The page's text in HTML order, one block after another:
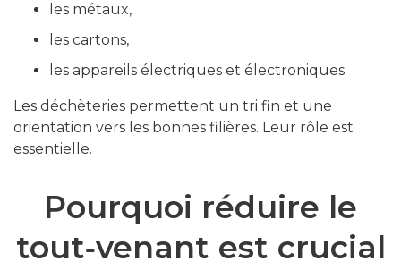
les métaux,
les cartons,
les appareils électriques et électroniques.
Les déchèteries permettent un tri fin et une
orientation vers les bonnes filières. Leur rôle est
essentielle.
Pourquoi réduire le
tout‑venant est crucial